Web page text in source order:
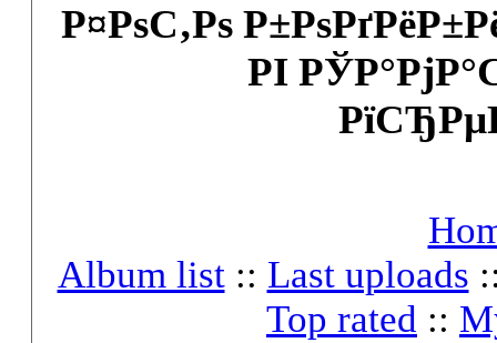
Р¤РѕС‚Рѕ
РІ
Album list:: Last uploads
Top rated ::